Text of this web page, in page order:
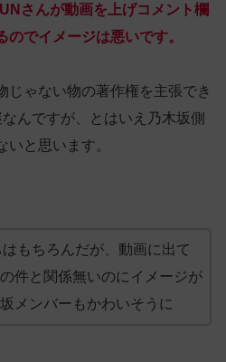
さんが動画を上げコメント欄
のでイメージは悪いです。
じゃない物の著作権を主張でき
んですが、とはいえ乃木坂側
と思います。
もちろんだが、動画に出て
件と関係無いのにイメージが
メンバーもかわいそうに